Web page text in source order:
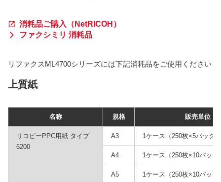
消耗品ご購入（NetRICOH）
ファクシミリ 消耗品
リファクスML4700シリーズには下記消耗品をご使用ください
上質紙
名称 規格 販売単位
リコピーPPC用紙 タイプ
6200
A3 1ケース（250枚×5パック）
A4 1ケース（250枚×10パック
A5 1ケース（250枚×10パック